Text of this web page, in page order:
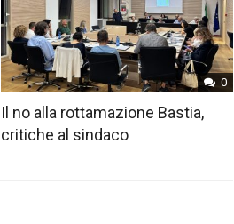
0
Il no alla rottamazione Bastia,
critiche al sindaco